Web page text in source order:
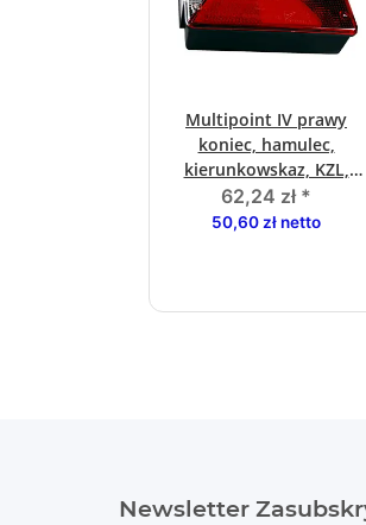
Multipoint IV prawy
koniec, hamulec,
kierunkowskaz, KZL,
zlacze bagnetowe RFS
62,24 zł *
50,60 zł netto
Newsletter